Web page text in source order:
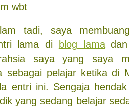
wbt
tadi, saya
lama di
blog lama
saya yang saya
sebagai pelajar ketika di
entri ini. Sengaja
yang sedang belajar